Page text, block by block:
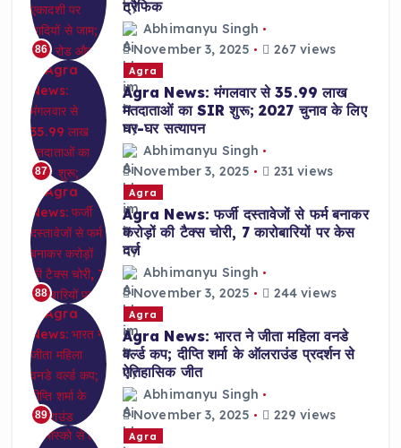
86
ट्रैफिक
Abhimanyu Singh
November 3, 2025
267 views
87
Agra
Agra News: मंगलवार से 35.99 लाख
मतदाताओं का SIR शुरू; 2027 चुनाव के लिए
घर-घर सत्यापन
Abhimanyu Singh
November 3, 2025
231 views
88
Agra
Agra News: फर्जी दस्तावेजों से फर्म बनाकर
करोड़ों की टैक्स चोरी, 7 कारोबारियों पर केस
दर्ज
Abhimanyu Singh
November 3, 2025
244 views
89
Agra
Agra News: भारत ने जीता महिला वनडे
वर्ल्ड कप; दीप्ति शर्मा के ऑलराउंड प्रदर्शन से
ऐतिहासिक जीत
Abhimanyu Singh
November 3, 2025
229 views
Agra